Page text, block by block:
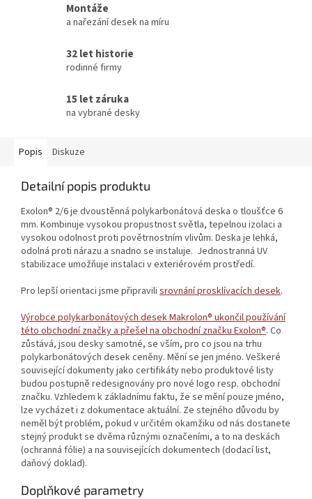
Montáže
a nařezání desek na míru
32 let historie
rodinné firmy
15 let záruka
na vybrané desky
Popis Diskuze
Detailní popis produktu
Exolon® 2/6 je dvoustěnná polykarbonátová deska o tloušťce 6
mm. Kombinuje vysokou propustnost světla, tepelnou izolaci a
vysokou odolnost proti povětrnostním vlivům. Deska je lehká,
odolná proti nárazu a snadno se instaluje. Jednostranná UV
stabilizace umožňuje instalaci v exteriérovém prostředí.
Pro lepší orientaci jsme připravili srovnání prosklívacích desek.
Výrobce polykarbonátových desek Makrolon® ukončil používání
této obchodní značky a přešel na obchodní značku Exolon®. Co
zůstává, jsou desky samotné, se vším, pro co jsou na trhu
polykarbonátových desek ceněny. Mění se jen jméno. Veškeré
související dokumenty jako certifikáty nebo produktové listy
budou postupně redesignovány pro nové logo resp. obchodní
značku. Vzhledem k základnímu faktu, že se mění pouze jméno,
lze vycházet i z dokumentace aktuální. Ze stejného důvodu by
neměl být problém, pokud v určitém okamžiku od nás dostanete
stejný produkt se dvěma různými označeními, a to na deskách
(ochranná fólie) a na souvisejících dokumentech (dodací list,
daňový doklad).
Doplňkové parametry